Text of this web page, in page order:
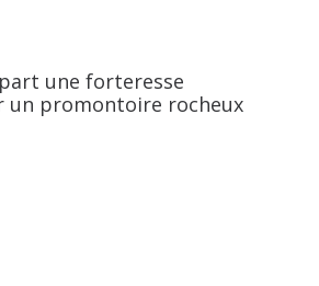
une forteresse
un promontoire rocheux